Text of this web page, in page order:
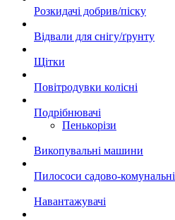
Розкидачі добрив/піску
Відвали для снігу/ґрунту
Щітки
Повітродувки колісні
Подрібнювачі
Пенькорізи
Викопувальні машини
Пилососи садово-комунальні
Навантажувачі